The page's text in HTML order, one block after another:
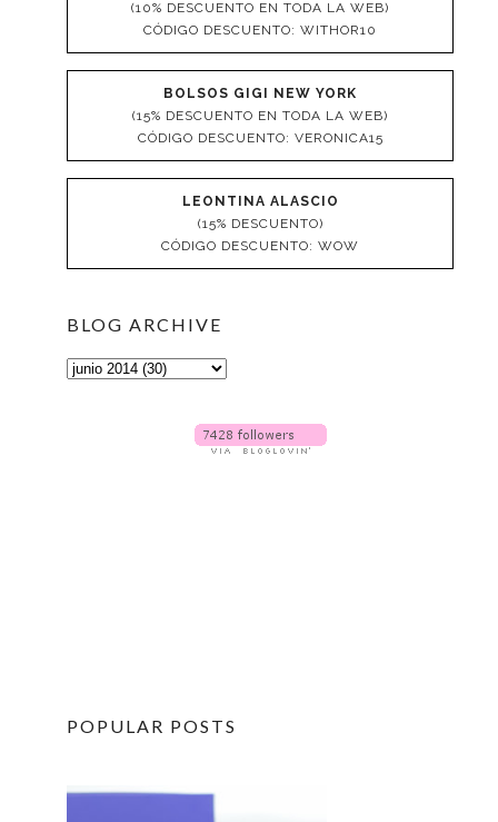
(10% DESCUENTO EN TODA LA WEB)
CÓDIGO DESCUENTO: WITHOR10
BOLSOS GIGI NEW YORK
(15% DESCUENTO EN TODA LA WEB)
CÓDIGO DESCUENTO: VERONICA15
LEONTINA ALASCIO
(15% DESCUENTO)
CÓDIGO DESCUENTO: WOW
BLOG ARCHIVE
POPULAR POSTS